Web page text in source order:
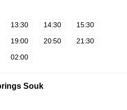
13:30 14:30
15:30
19:00 20:50
21:30
02:00
Souk